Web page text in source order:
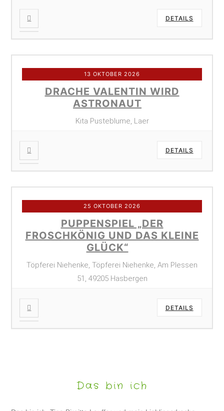
DETAILS
13 OKTOBER 2026
DRACHE VALENTIN WIRD
ASTRONAUT
Kita Pusteblume, Laer
DETAILS
25 OKTOBER 2026
PUPPENSPIEL „DER
FROSCHKÖNIG UND DAS KLEINE
GLÜCK“
Töpferei Niehenke, Töpferei Niehenke, Am Plessen
51, 49205 Hasbergen
DETAILS
Das bin ich